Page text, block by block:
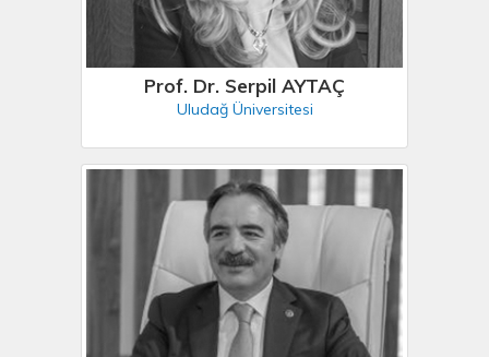
Prof. Dr. Serpil AYTAÇ
Uludağ Üniversitesi